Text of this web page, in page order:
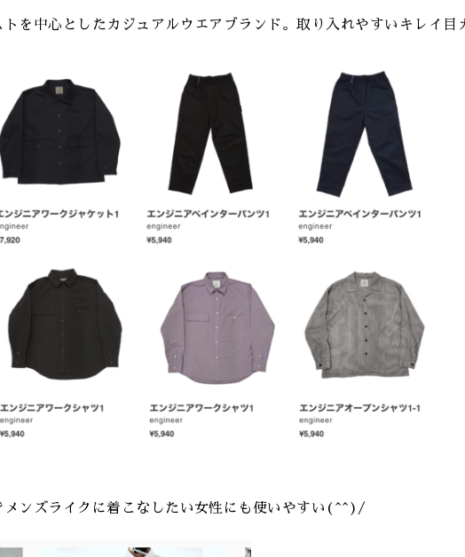
を中心としたカジュアルウエアブランド。取り入れやすいキレイ
メンズライクに着こなしたい女性にも使いやすい(^^)/